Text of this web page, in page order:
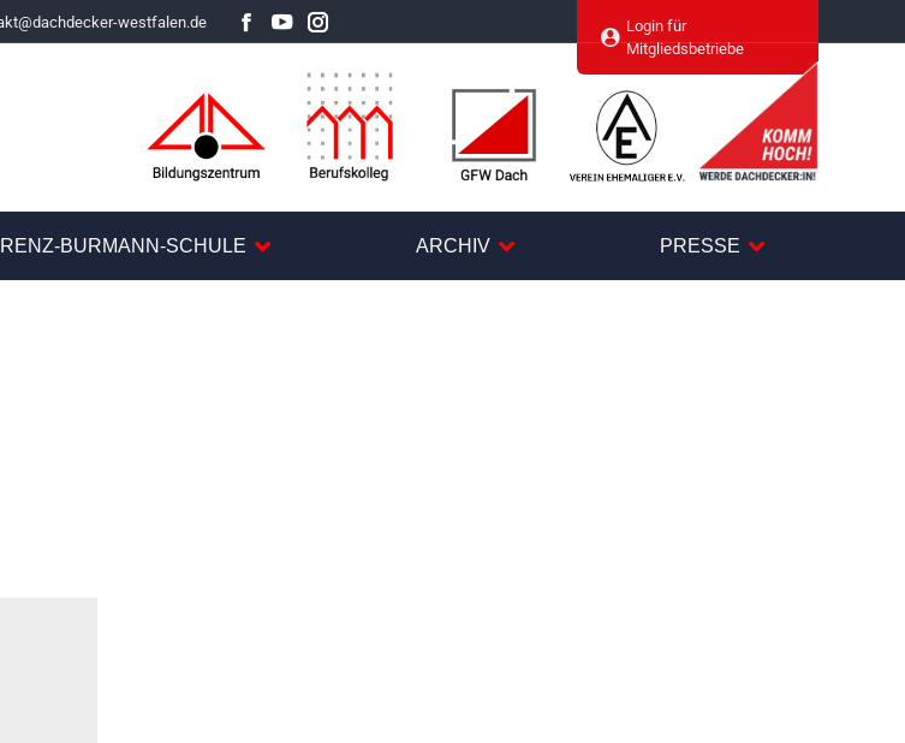
westfalen.de
Facebook
YouTubeInstagram
Login für
Mitgliedsbetriebe
BURMANN-SCHULE ARCHIV PRESSE